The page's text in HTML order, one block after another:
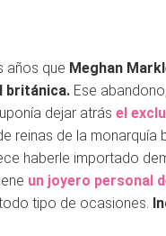
años que Meghan
británica. Ese
dejar atrás el
reinas de la monarquía
haberle importado
un joyero personal
tipo de ocasiones.